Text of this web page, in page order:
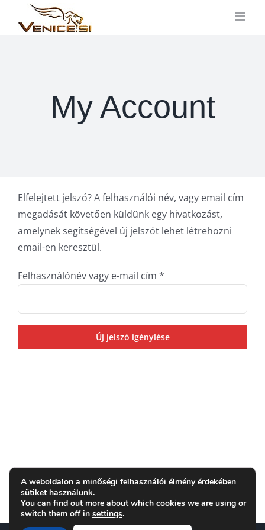
Kihagyás
My Account
Elfelejtett jelszó? A felhasználói név, vagy email cím
megadását követően küldünk egy hivatkozást,
amelynek segítségével új jelszót lehet létrehozni
email-en keresztül.
Felhasználónév vagy e-mail cím *
Új jelszó igénylése
A weboldalon a minőségi felhasználói élmény érdekében
sütiket használunk.
You can find out more about which cookies we are using or
switch them off in settings.